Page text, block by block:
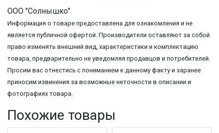
ООО "Солнышко"
Информация о товаре предоставлена для ознакомления и не
является публичной офертой. Производители оставляют за собой
право изменять внешний вид, характеристики и комплектацию
товара, предварительно не уведомляя продавцов и потребителей.
Просим вас отнестись с пониманием к данному факту и заранее
приносим извинения за возможные неточности в описании и
фотографиях товара.
Похожие товары